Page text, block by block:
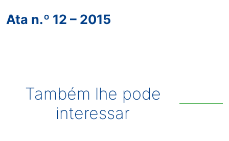
Ata n.º 12 – 2015
Também lhe pode
interessar